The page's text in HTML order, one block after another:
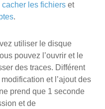
cacher les fichiers et
.
utiliser le disque
pouvez l’ouvrir et le
des traces. Différent
et l’ajout des
prend que 1 seconde
et de